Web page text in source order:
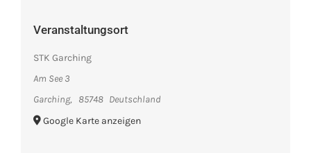
Veranstaltungsort
STK Garching
Am See 3
Garching, 85748 Deutschland
Google Karte anzeigen